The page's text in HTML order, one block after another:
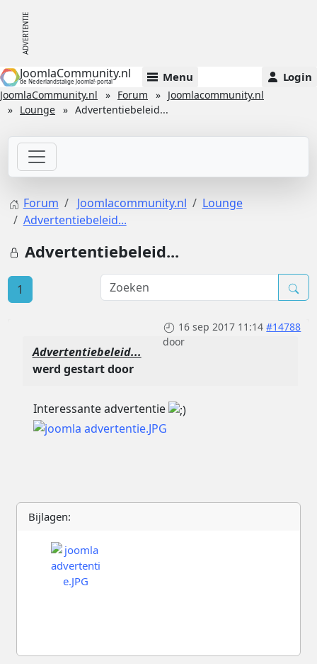
JoomlaCommunity.nl
de Nederlandstalige Joomla!-portal Menu Login
JoomlaCommunity.nl Forum
Joomlacommunity.nl
Lounge
Advertentiebeleid...
Forum Joomlacommunity.nl
Lounge
Advertentiebeleid...
Advertentiebeleid...
1
16 sep 2017 11:14 #14788
door
Advertentiebeleid...
werd gestart door
Interessante advertentie
Bijlagen: